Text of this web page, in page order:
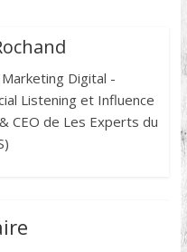
Digital -
Listening et Influence
CEO de Les Experts du